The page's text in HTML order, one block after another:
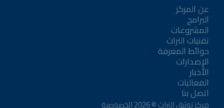
عن المركز
البرامج
المشروعات
تقنيات التراث
حوائط المعرفة
الإصدارات
الأخبار
الفعاليات
اتصل بنا
مركز توثيق التراث ©2026الخصوصية